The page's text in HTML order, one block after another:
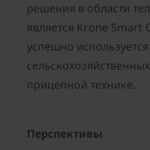
решения в области
является Krone Smart
успешно
прицепной технике.
Перспективы